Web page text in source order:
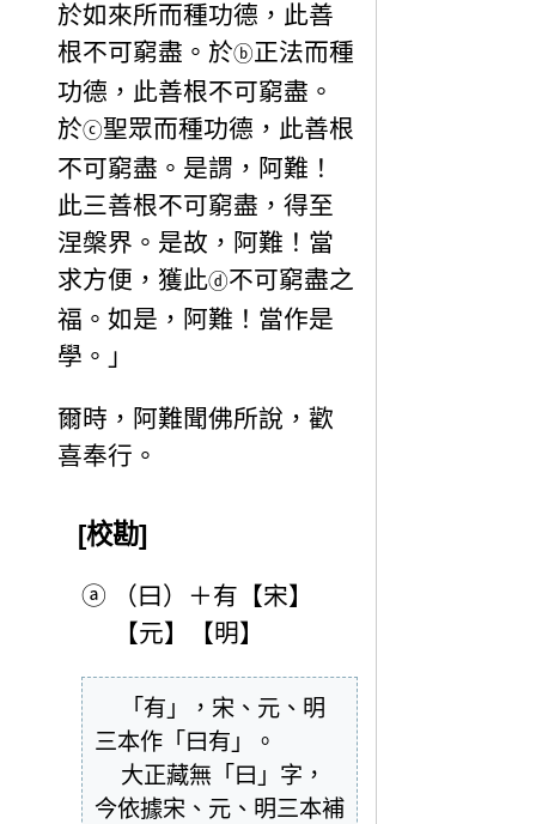
於如來所而種功德，此善
根不可窮盡。於ⓑ正法而種
功德，此善根不可窮盡。
於ⓒ聖眾而種功德，此善根
不可窮盡。是謂，阿難！
此三善根不可窮盡，得至
涅槃界。是故，阿難！當
求方便，獲此ⓓ不可窮盡之
福。如是，阿難！當作是
學。」
爾時，阿難聞佛所說，歡
喜奉行。
[校勘]
ⓐ
（曰）＋有【宋】
【元】【明】
三本作「曰有」。
今依據宋、元、明三本補